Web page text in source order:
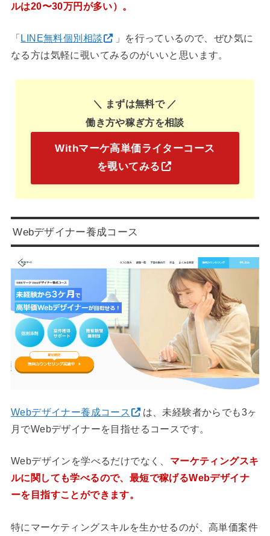
ルは20〜30万円が多い）。
「 LINE無料個別相談
」を行っているので、ぜひ気に
なる方は気軽に覗いてみるのがいいと思います。
＼ まずは無料で ／
働き方や稼ぎ方を相談
Withマーケ高単価ライターコース
を覗いてみる
Webデザイナー養成コース
Webデザイナー養成コース
は、未経験者からでも3ヶ
月でWebデザイナーを目指せるコースです。
Webデザインを学べるだけでなく、 マーケティングスキ
ルに関しても学べるので、最短で稼げるWebデザイナ
ーを目指すことができます。
特にマーケティングスキルを生かせるのが、高単価案件